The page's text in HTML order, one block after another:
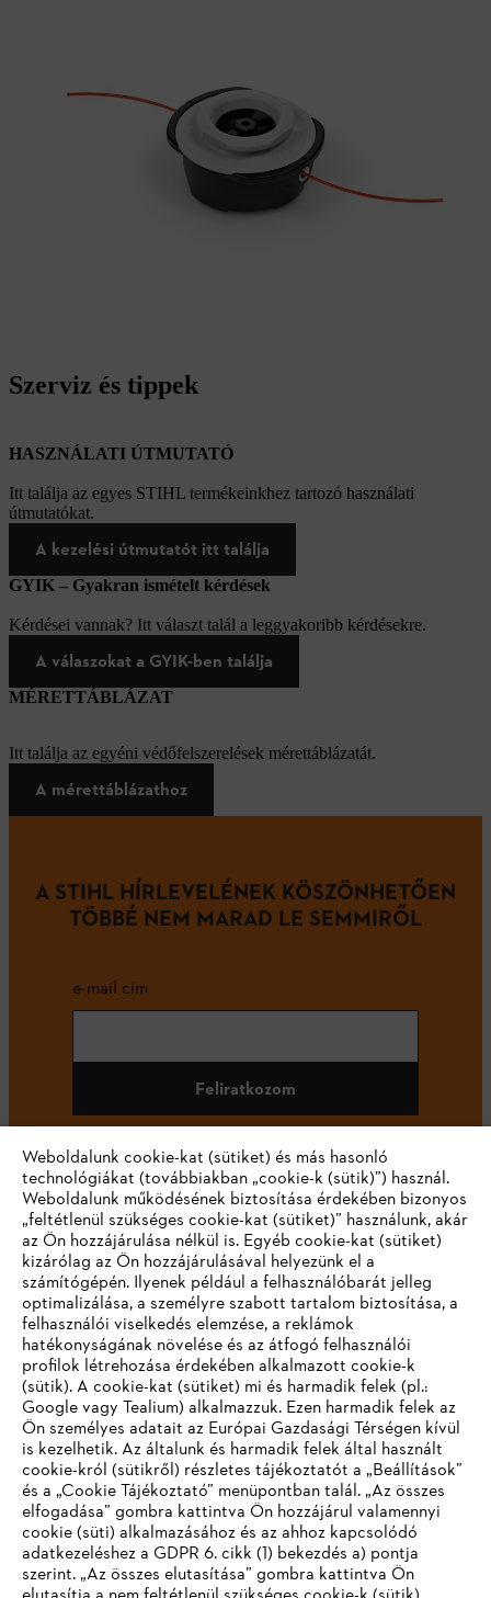
Szerviz és tippek
HASZNÁLATI ÚTMUTATÓ
Itt találja az egyes STIHL termékeinkhez tartozó használati
útmutatókat.
A kezelési útmutatót itt találja
GYIK – Gyakran ismételt kérdések
Kérdései vannak? Itt választ talál a leggyakoribb kérdésekre.
A válaszokat a GYIK-ben találja
MÉRETTÁBLÁZAT
Itt találja az egyéni védőfelszerelések mérettáblázatát.
A mérettáblázathoz
A STIHL HÍRLEVELÉNEK KÖSZÖNHETŐEN
TÖBBÉ NEM MARAD LE SEMMIRŐL
e-mail cím
Feliratkozom
#STIHL
Vállalat
STIHL GYIK
Szerviz
IHR BROWSER WIRD NICHT
UNTERSTÜTZT
Weboldalunk cookie-kat (sütiket) és más hasonló
technológiákat (továbbiakban „cookie-k (sütik)”) használ.
Weboldalunk működésének biztosítása érdekében bizonyos
„feltétlenül szükséges cookie-kat (sütiket)” használunk, akár
az Ön hozzájárulása nélkül is. Egyéb cookie-kat (sütiket)
kizárólag az Ön hozzájárulásával helyezünk el a
számítógépén. Ilyenek például a felhasználóbarát jelleg
optimalizálása, a személyre szabott tartalom biztosítása, a
felhasználói viselkedés elemzése, a reklámok
hatékonyságának növelése és az átfogó felhasználói
profilok létrehozása érdekében alkalmazott cookie-k
(sütik). A cookie-kat (sütiket) mi és harmadik felek (pl.:
Google vagy Tealium) alkalmazzuk. Ezen harmadik felek az
Ön személyes adatait az Európai Gazdasági Térségen kívül
is kezelhetik. Az általunk és harmadik felek által használt
cookie-król (sütikről) részletes tájékoztatót a „Beállítások”
és a „Cookie Tájékoztató” menüpontban talál. „Az összes
elfogadása” gombra kattintva Ön hozzájárul valamennyi
cookie (süti) alkalmazásához és az ahhoz kapcsolódó
adatkezeléshez a GDPR 6. cikk (1) bekezdés a) pontja
szerint. „Az összes elutasítása” gombra kattintva Ön